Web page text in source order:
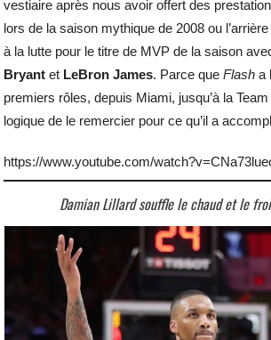
vestiaire après nous avoir offert des
lors de la saison mythique de 2008 ou
à la lutte pour le titre de MVP de la saison
Bryant et LeBron James. Parce queFlash a
premiers rôles, depuis Miami, jusqu’à la
logique de le remercier pour ce qu’il a
https://www.youtube.com/
Damian Lillard souffle le chaud et le